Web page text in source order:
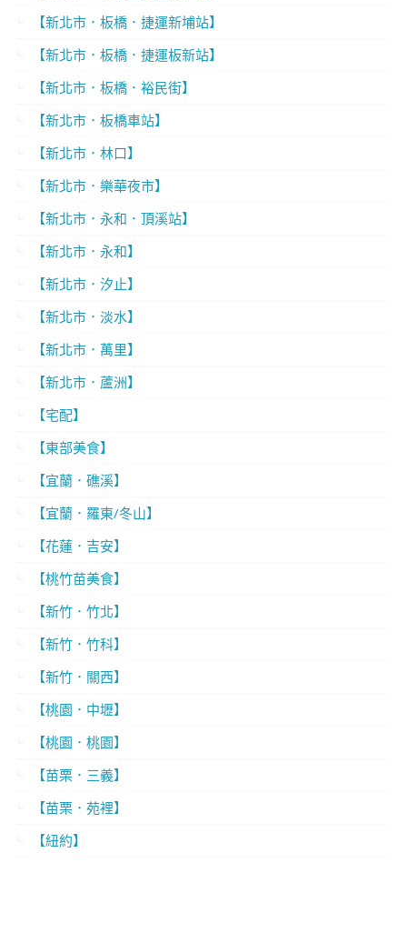
【新北市．板橋．捷運新埔站】
【新北市．板橋．捷運板新站】
【新北市．板橋．裕民街】
【新北市．板橋車站】
【新北市．林口】
【新北市．樂華夜市】
【新北市．永和．頂溪站】
【新北市．永和】
【新北市．汐止】
【新北市．淡水】
【新北市．萬里】
【新北市．蘆洲】
【宅配】
【東部美食】
【宜蘭．礁溪】
【宜蘭．羅東/冬山】
【花蓮．吉安】
【桃竹苗美食】
【新竹．竹北】
【新竹．竹科】
【新竹．關西】
【桃園．中壢】
【桃園．桃園】
【苗栗．三義】
【苗栗．苑裡】
【紐約】